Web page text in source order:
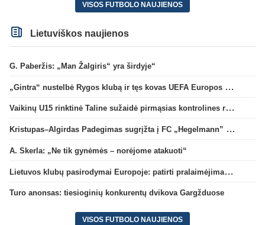
VISOS FUTBOLO NAUJIENOS
Lietuviškos naujienos
G. Paberžis: „Man Žalgiris“ yra širdyje“
„Gintra“ nustelbė Rygos klubą ir tęs kovas UEFA Europos taurės atrankoje
Vaikinų U15 rinktinė Taline sužaidė pirmąsias kontrolines rungtynes
Kristupas–Algirdas Padegimas sugrįžta į FC „Hegelmann” B sudėtį
A. Skerla: „Ne tik gynėmės – norėjome atakuoti“
Lietuvos klubų pasirodymai Europoje: patirti pralaimėjimai Kroatijos atstovams
Turo anonsas: tiesioginių konkurentų dvikova Gargžduose
VISOS FUTBOLO NAUJIENOS